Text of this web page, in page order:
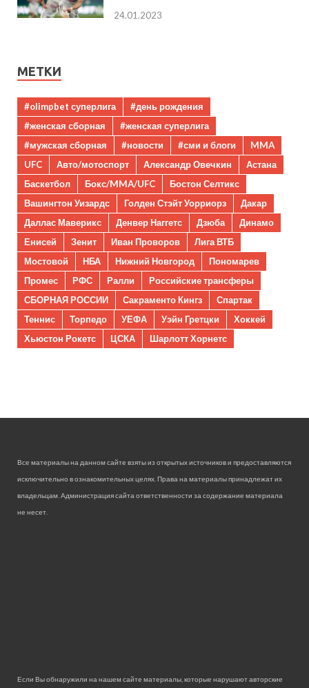
24.01.2023
МЕТКИ
#olimpbet суперлига
#день рождения
#женская сборная
#женская суперлига
#мужская сборная
#новости #сми и блоги
MMA
UFC
Авто/мотоспорт Александр Овечкин
Астана
Баскетбол
Бокс/MMA/UFC
Бостон Селтикс
Вашингтон Уизардс
Голден Стэйт Уорриорз
Дакар
Даллас Маверикс
Денвер Наггетс Дзюба
Динамо
Енисей
Зенит Иван Проворов
Лига ВТБ
Мостовой
НБА Нижний Новгород
Пономарев
Промес
РФС Ралли
Российские трансферы
СБОРНАЯ РОССИИ
Сакраменто Кингз
Спартак
Теннис
Торпедо УЕФА Уэйн Гретцки
Хоккей
Хьюстон Рокетс
ЦСКА Шарлотт Хорнетс
Все материалы на данном сайте взяты из открытых источников и предоставляются
исключительно в ознакомительных целях. Права на материалы принадлежат их
владельцам. Администрация сайта ответственности за содержание материала
не несет.
Если Вы обнаружили на нашем сайте материалы, которые нарушают авторские